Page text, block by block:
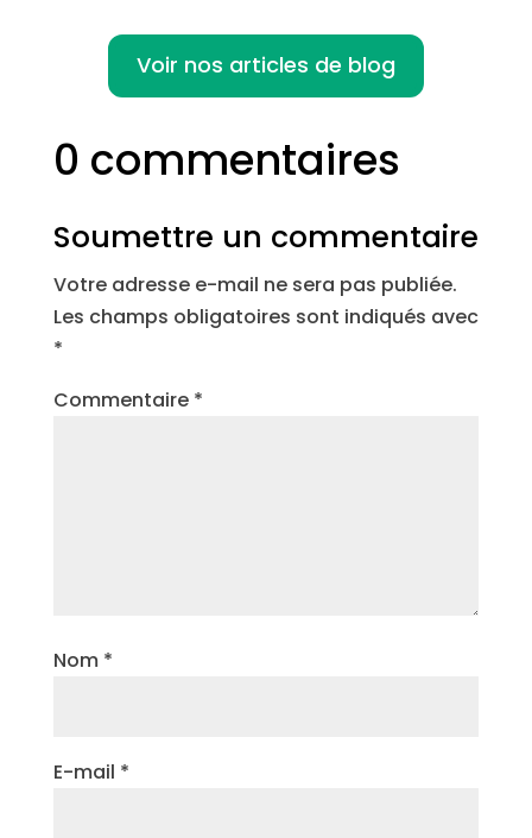
Voir nos articles de blog
0 commentaires
Soumettre un commentaire
Votre adresse e-mail ne sera pas publiée.
Les champs obligatoires sont indiqués avec
*
Commentaire *
Nom *
E-mail *